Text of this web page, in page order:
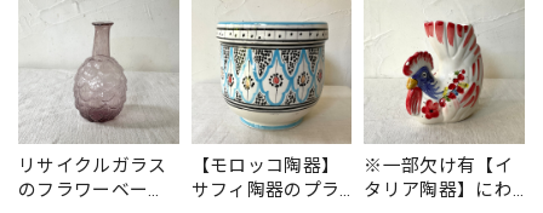
リサイクルガラス
のフラワーベー
【モロッコ陶器】
サフィ陶器のプラ
※一部欠け有【イ
タリア陶器】にわ